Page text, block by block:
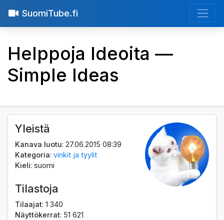
SuomiTube.fi
Helppoja Ideoita —
Simple Ideas
Yleistä
Kanava luotu: 27.06.2015 08:39
Kategoria:vinkit ja tyylit
Kieli: suomi
Tilastoja
Tilaajat: 1 340
Näyttökerrat: 51 621